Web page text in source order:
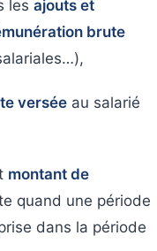
les ajouts et
brute
versée au salarié
montant de
quand une période
dans la période